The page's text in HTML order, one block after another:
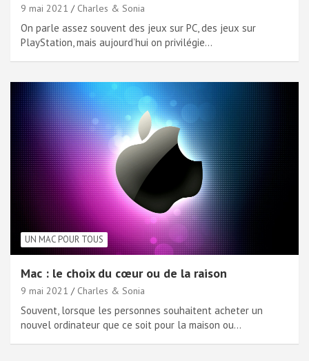
9 mai 2021 Charles & Sonia
On parle assez souvent des jeux sur PC, des jeux sur
PlayStation, mais aujourd’hui on privilégie…
UN MAC POUR TOUS
Mac : le choix du cœur ou de la raison
9 mai 2021 Charles & Sonia
Souvent, lorsque les personnes souhaitent acheter un
nouvel ordinateur que ce soit pour la maison ou…